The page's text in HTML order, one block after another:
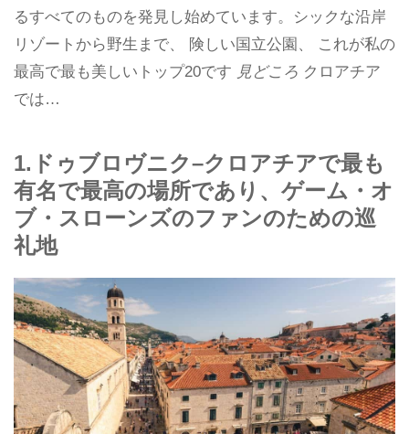
るすべてのものを発見し始めています。シックな沿岸
リゾートから野生まで、 険しい国立公園、 これが私の
最高で最も美しいトップ20です 見どころ クロアチア
では…
1.ドゥブロヴニク–クロアチアで最も
有名で最高の場所であり、ゲーム・オ
ブ・スローンズのファンのための巡
礼地